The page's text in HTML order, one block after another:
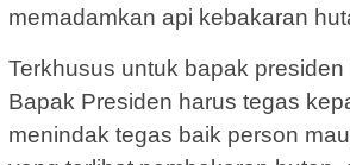
memadamkan api kebakaran
Terkhusus untuk bapak
Bapak Presiden harus tegas
menindak tegas baik person